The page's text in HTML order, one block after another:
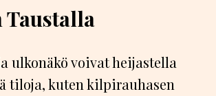
ulkonäkö voivat heijastella
tiloja, kuten kilpirauhasen